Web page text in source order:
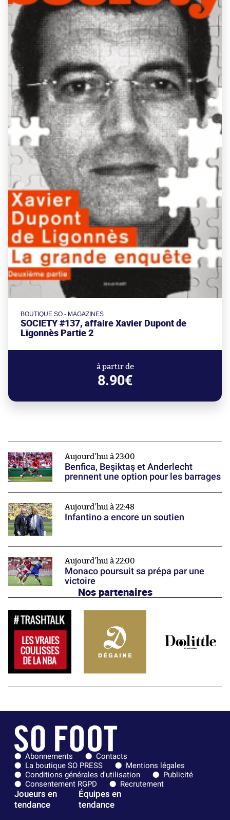
BOUTIQUE SO - MAGAZINES
SOCIETY #137, affaire Xavier Dupont de
Ligonnès Partie 2
à partir de
8.90€
Aujourd'hui à 23:00
Benfica, Beşiktaş et Anderlecht
prennent une option pour les barrages
Aujourd'hui à 22:48
Infantino a encore un soutien
Aujourd'hui à 22:00
Monaco poursuit sa prépa par une
victoire
Nos partenaires
Abonnements
Contacts
La boutique SO PRESS
Mentions légales
Conditions générales d'utilisation
Publicité
Consentement RGPD
Recrutement
Joueurs en
tendance
Équipes en
tendance